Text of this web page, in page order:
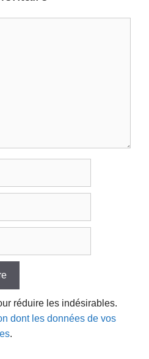
réduire les indésirables.
dont les données de vos
.